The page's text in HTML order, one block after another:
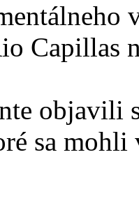
Capillas
objavili
sa